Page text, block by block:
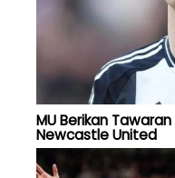
MU Berikan
Newcastle United